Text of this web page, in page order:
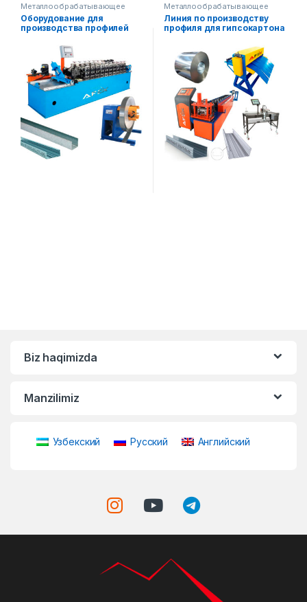
Металлообрабатывающее
оборудование Строительное
оборудование
Оборудование для
производства профилей
(двойная форма)
Металлообрабатывающее
оборудование Строительное
оборудование,Готовые
производственные линии
Линия по производству
профиля для гипсокартона
Biz haqimizda
Manzilimiz
Узбекский Русский Английский